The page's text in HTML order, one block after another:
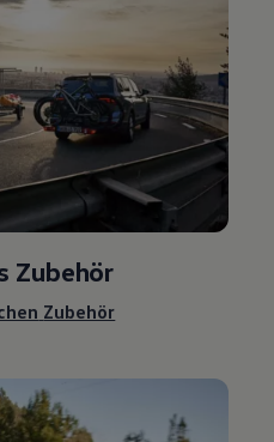
Zubehör
Zubehör